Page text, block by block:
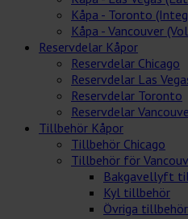
Kåpa - Toronto
Kåpa - Vancouver
Reservdelar Kåpor
Reservdelar Chicago
Reservdelar Las
Reservdelar Toronto
Reservdelar
Tillbehör Kåpor
Tillbehör Chicago
Tillbehör för
Bakgavellyft
Kyl tillbehör
Övriga